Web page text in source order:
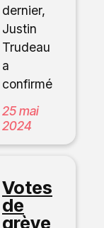
dernier,
Justin
Trudeau
a
confirmé
25 mai
2024
Votes
de
grève